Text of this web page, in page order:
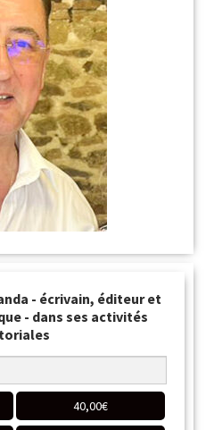
- écrivain, éditeur et
- dans ses activités
40,00€